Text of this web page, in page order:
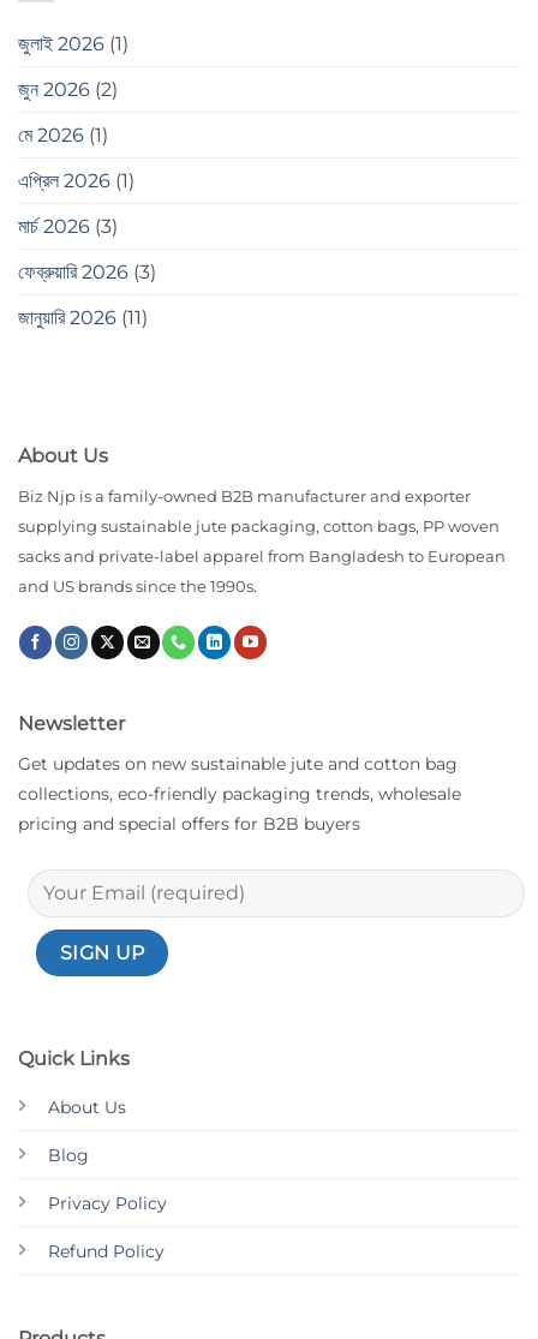
জুলাই 2026 (1)
জুন 2026 (2)
মে 2026 (1)
এপ্রিল 2026 (1)
মার্চ 2026 (3)
ফেব্রুয়ারি 2026 (3)
জানুয়ারি 2026 (11)
About Us
Biz Njp is a family-owned B2B manufacturer and exporter
supplying sustainable jute packaging, cotton bags, PP woven
sacks and private-label apparel from Bangladesh to European
and US brands since the 1990s.
Quick Links
About Us
Blog
Privacy Policy
Refund Policy
Newsletter
Get updates on new sustainable jute and cotton bag
collections, eco-friendly packaging trends, wholesale
pricing and special offers for B2B buyers